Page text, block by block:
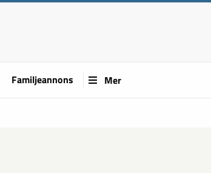
Familjeannons Mer